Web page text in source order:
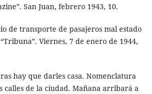
San Juan, febrero 1943, 10.
de transporte de pasajeros mal estado
Viernes, 7 de enero de 1944,
hay que darles casa. Nomenclatura
calles de la ciudad. Mañana arribará a